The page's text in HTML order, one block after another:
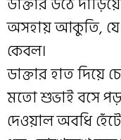
অসহায় আকুতি, যে
কেবল।
ডাক্তার হাত দিয়ে
মতো শুভাই বসে
দেওয়াল অবধি